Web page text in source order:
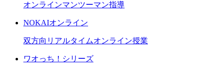
オンラインマンツーマン指導
NOKAIオンライン
双方向リアルタイムオンライン授業
ワオっち！シリーズ